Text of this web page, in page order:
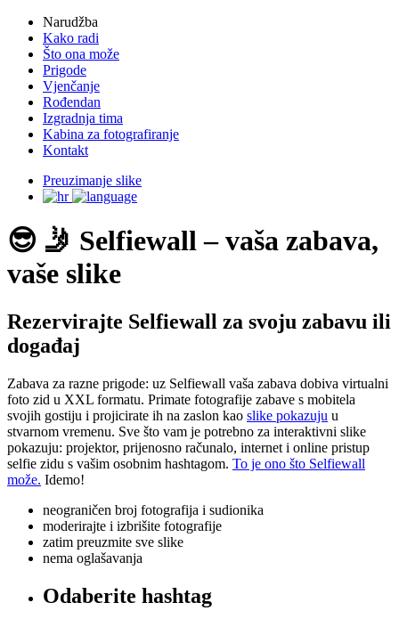
Narudžba
Kako radi
Što ona može
Prigode
Vjenčanje
Rođendan
Izgradnja tima
Kabina za fotografiranje
Kontakt
Preuzimanje slike
😎 🤳 Selfiewall – vaša zabava,
vaše slike
Rezervirajte Selfiewall za svoju zabavu ili
događaj
Zabava za razne prigode: uz Selfiewall vaša zabava dobiva virtualni
foto zid u XXL formatu. Primate fotografije zabave s mobitela
svojih gostiju i projicirate ih na zaslon kao slike pokazuju u
stvarnom vremenu. Sve što vam je potrebno za interaktivni slike
pokazuju: projektor, prijenosno računalo, internet i online pristup
selfie zidu s vašim osobnim hashtagom. To je ono što Selfiewall
može. Idemo!
neograničen broj fotografija i sudionika
moderirajte i izbrišite fotografije
zatim preuzmite sve slike
nema oglašavanja
Odaberite hashtag